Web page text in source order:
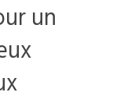
un